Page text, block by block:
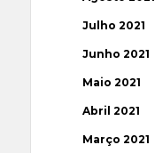
Julho 2021
Junho 2021
Maio 2021
Abril 2021
Março 2021